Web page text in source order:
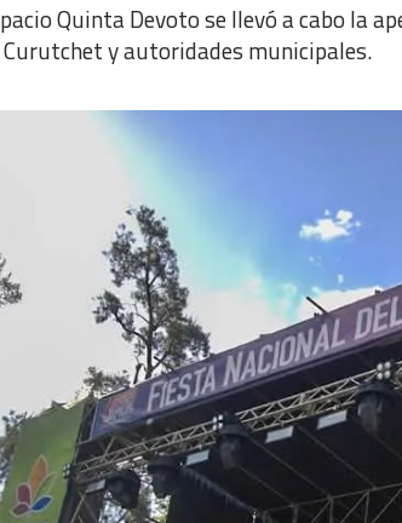
Quinta Devoto se llevó a cabo la
y autoridades municipales.